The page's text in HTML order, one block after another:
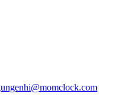
hi@momclock.com